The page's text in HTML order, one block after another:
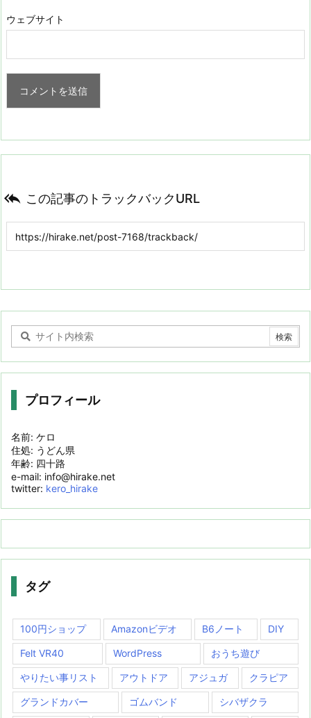
ウェブサイト
 この記事のトラックバックURL
プロフィール
名前: ケロ
住処: うどん県
年齢: 四十路
e-mail: info@hirake.net
twitter: kero_hirake
タグ
100円ショップ Amazonビデオ B6ノート DIY
Felt VR40 WordPress おうち遊び
やりたい事リスト アウトドア アジュガ クラピア
グランドカバー ゴムバンド シバザクラ